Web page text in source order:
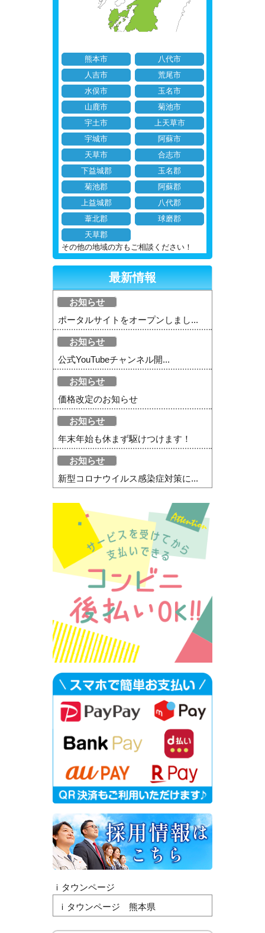
熊本市
八代市
人吉市
荒尾市
水俣市
玉名市
山鹿市
菊池市
宇土市
上天草市
宇城市
阿蘇市
天草市
合志市
下益城郡
玉名郡
菊池郡
阿蘇郡
上益城郡
八代郡
葦北郡
球磨郡
天草郡
その他の地域の方もご相談ください！
最新情報
お知らせ
ポータルサイトをオープンしまし...
お知らせ
公式YouTubeチャンネル開...
お知らせ
価格改定のお知らせ
お知らせ
年末年始も休まず駆けつけます！
お知らせ
新型コロナウイルス感染症対策に...
ｉタウンページ
ｉタウンページ 熊本県